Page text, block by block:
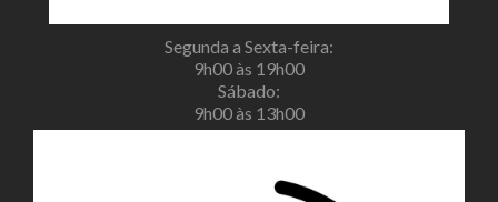
Segunda a Sexta-feira:
9h00 às 19h00
Sábado:
9h00 às 13h00